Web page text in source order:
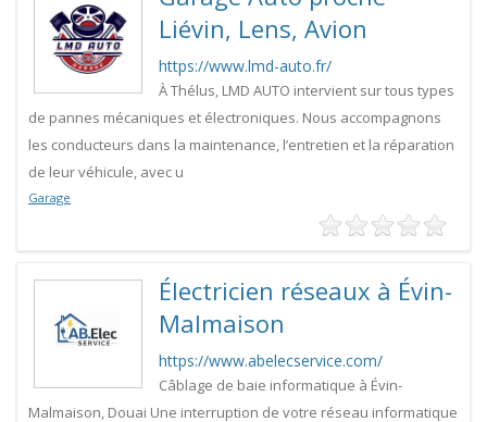
Liévin, Lens, Avion
https://www.lmd-auto.fr/
À Thélus, LMD AUTO intervient sur tous types
de pannes mécaniques et électroniques. Nous accompagnons
les conducteurs dans la maintenance, l’entretien et la réparation
de leur véhicule, avec u
Garage
Électricien réseaux à Évin-
Malmaison
https://www.abelecservice.com/
Câblage de baie informatique à Évin-
Malmaison, Douai Une interruption de votre réseau informatique